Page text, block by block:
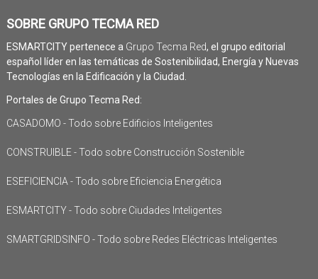
SOBRE GRUPO TECMA RED
ESMARTCITY pertenece a Grupo Tecma Red, el grupo editorial
español líder en las temáticas de Sostenibilidad, Energía y Nuevas
Tecnologías en la Edificación y la Ciudad.
Portales de Grupo Tecma Red:
CASADOMO - Todo sobre Edificios Inteligentes
CONSTRUIBLE - Todo sobre Construcción Sostenible
ESEFICIENCIA - Todo sobre Eficiencia Energética
ESMARTCITY - Todo sobre Ciudades Inteligentes
SMARTGRIDSINFO - Todo sobre Redes Eléctricas Inteligentes